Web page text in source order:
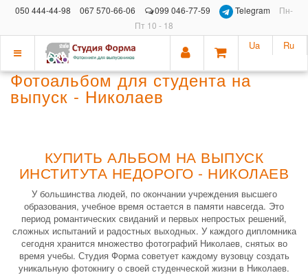
050 444-44-98 067 570-66-06 099 046-77-59 Telegram
Пн-
Пт 10 - 18
Показать
меню
Ua Ru
Фотоальбом для студента на
выпуск - Николаев
КУПИТЬ АЛЬБОМ НА ВЫПУСК
ИНСТИТУТА НЕДОРОГО - НИКОЛАЕВ
У большинства людей, по окончании учреждения высшего
образования, учебное время остается в памяти навсегда. Это
период романтических свиданий и первых непростых решений,
сложных испытаний и радостных выходных. У каждого дипломника
сегодня хранится множество фотографий Николаев, снятых во
время учебы. Студия Форма советует каждому вузовцу создать
уникальную фотокнигу о своей студенческой жизни в Николаев.